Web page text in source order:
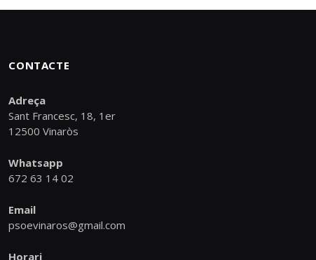
CONTACTE
Adreça
Sant Francesc, 18, 1er
12500 Vinaròs
Whatsapp
672 63 14 02
Email
psoevinaros@gmail.com
Horari